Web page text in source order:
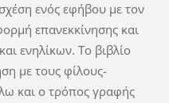
ενός εφήβου με τον
επανεκκίνησης και
ενηλίκων. Το βιβλίο
με τους φίλους-
και ο τρόπος γραφής